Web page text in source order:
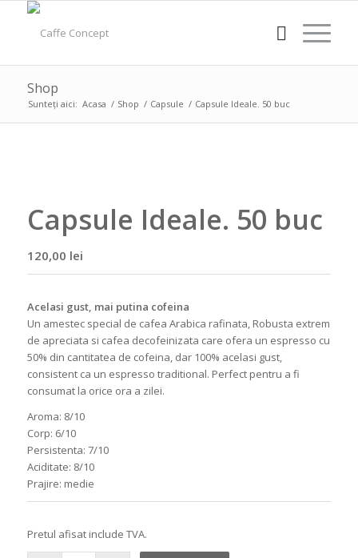
Shop
Sunteți aici: Acasa / Shop / Capsule / Capsule Ideale. 50 buc
Capsule Ideale. 50 buc
120,00 lei
Acelasi gust, mai putina cofeina
Un amestec special de cafea Arabica rafinata, Robusta extrem
de apreciata si cafea decofeinizata care ofera un espresso cu
50% din cantitatea de cofeina, dar 100% acelasi gust,
consistent ca un espresso traditional. Perfect pentru a fi
consumat la orice ora a zilei.
Aroma: 8/10
Corp: 6/10
Persistenta: 7/10
Aciditate: 8/10
Prajire: medie
Pretul afisat include TVA.